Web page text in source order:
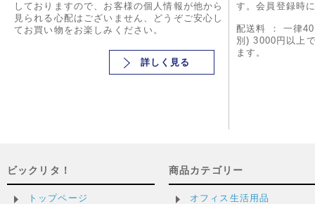
しておりますので、お客様の個人情報が他から
見られる心配はございません、どうぞご安心し
てお買い物をお楽しみください。
詳しく見る
す。会員登録時
配送料 ： 一律
別) 3000円以上
ます。
ビックリタ！
トップページ
商品カテゴリー
オフィス生活用品